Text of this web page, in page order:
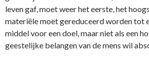
leven gaf, moet weer het eerste, het
materiële moet gereduceerd worden tot
middel voor een doel, maar niet als een
geestelijke belangen van de mens wil